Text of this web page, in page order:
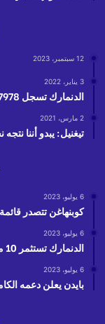
12 سبتمبر، 2023
3 يناير، 2022
الدنمارك تسجل 7978 إصابة جديدة بكورونا 15 حالة وفاة
2 مارس، 2021
تيغنيل: يبدو أننا
6 يوليو، 2023
كوبنهاغن تتصدر
6 يوليو، 2023
الدنمارك تستثمر 10 مليون دولار في مشاريع المياه والطاقة في إثيوبيا
6 يوليو، 2023
بايدن يعلن دعمه